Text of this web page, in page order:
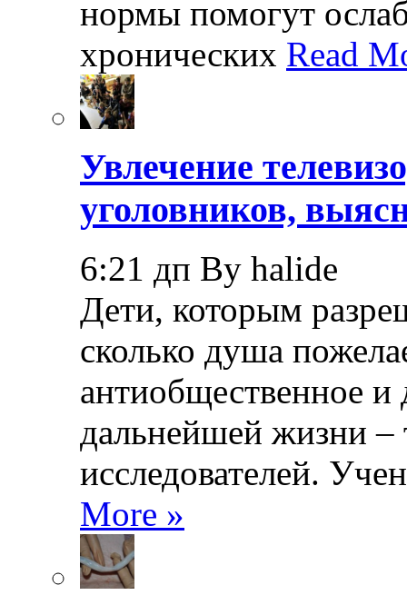
нормы помогут
хронических Read
Увлечение
уголовников,
6:21 дп By halide
Дети, которым
сколько душа
антиобщественное и
дальнейшей жизни –
исследователей.
More »